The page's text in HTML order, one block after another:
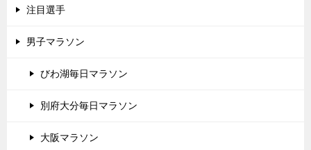
注目選手
男子マラソン
びわ湖毎日マラソン
別府大分毎日マラソン
大阪マラソン